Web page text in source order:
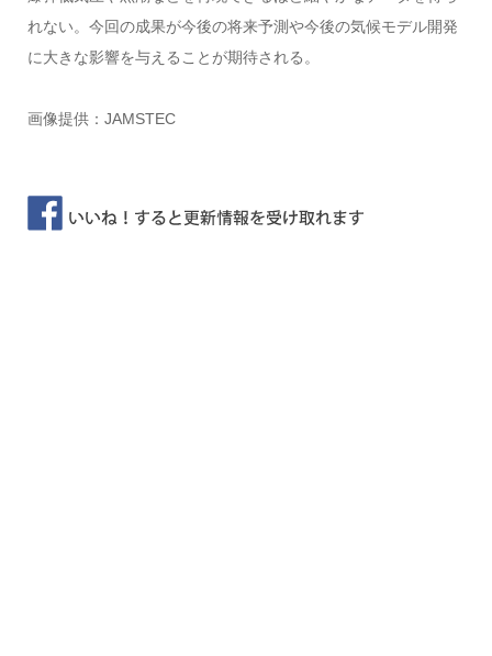
れない。今回の成果が今後の将来予測や今後の気候モデル開発
に大きな影響を与えることが期待される。
画像提供：JAMSTEC